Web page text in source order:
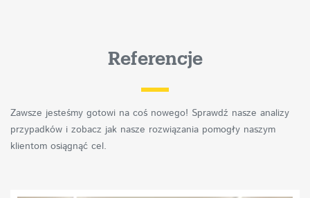
Zawsze jesteśmy gotowi na coś nowego! Sprawdź nasze analizy
przypadków i zobacz jak nasze rozwiązania pomogły naszym
klientom osiągnąć cel.
Referencje